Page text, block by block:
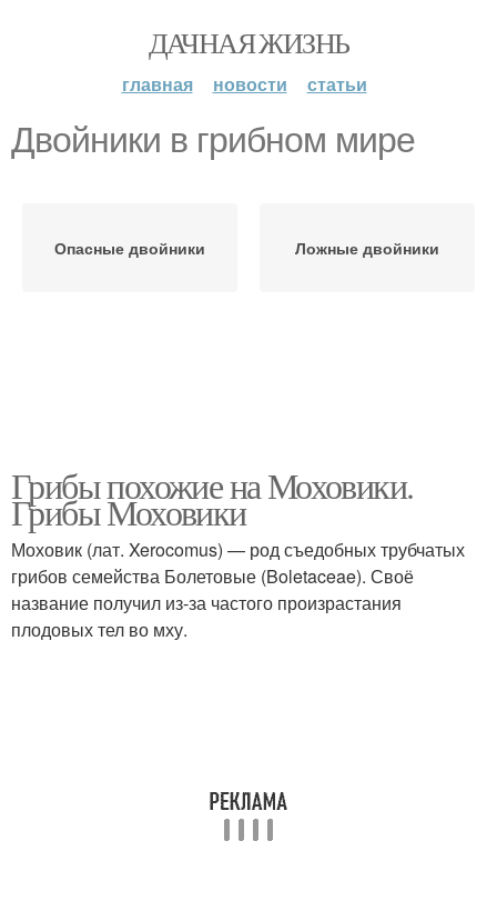
ДАЧНАЯ ЖИЗНЬ
главная новости статьи
Двойники в грибном мире
Опасные двойники Ложные двойники
Грибы похожие на Моховики.
Грибы Моховики
Моховик (лат. Xerocomus) — род съедобных трубчатых
грибов семейства Болетовые (Boletaceae). Своё
название получил из-за частого произрастания
плодовых тел во мху.